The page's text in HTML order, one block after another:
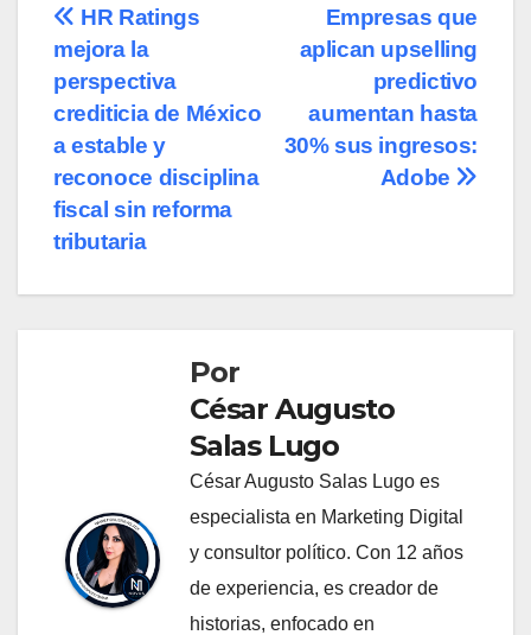
Navegación
de
entradas
Empresas que
aplican upselling
predictivo
aumentan hasta
30% sus ingresos:
Adobe
HR Ratings
mejora la
perspectiva
crediticia de México
a estable y
reconoce disciplina
fiscal sin reforma
tributaria
Por
César Augusto
Salas Lugo
César Augusto Salas Lugo es
especialista en Marketing Digital
y consultor político. Con 12 años
de experiencia, es creador de
historias, enfocado en